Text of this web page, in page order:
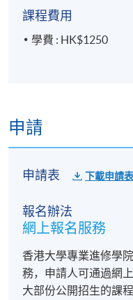
課程費用
學費 : HK$1250
申請
申請表 下載申請表
報名辦法
網上報名服務
香港大學專業進修學
務，申請人可通過網
大部份公開招生的課